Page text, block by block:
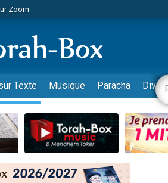
Zoom
Rivka, 6 enfants, victime de violences...
Journée de Vacances Pour les Enfants
Zoom
Texte Musique Paracha